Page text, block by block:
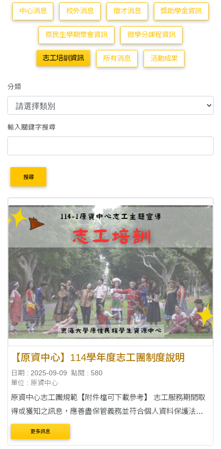
中心消息 校外消息 徵才消息 獎助學金資訊
原民生學期聚會資訊 微學分課程資訊
志工培訓資訊 所有消息 活動成果
分類
輸入關鍵字搜尋
搜尋
【原資中心】114學年度志工團制度說明
日期 : 2025-09-09
點閱 : 580
單位 : 原資中心
原資中心志工團規範【附件檔可下載參考】 志工服務期間取
得或獲知之訊息，應善盡保管義務並符合個人資料保護法、
刑法、民法等相關法令規定，不得以任何形式洩漏或將訊息
資料再使用或交付第三者，須負保密責....
更多訊息